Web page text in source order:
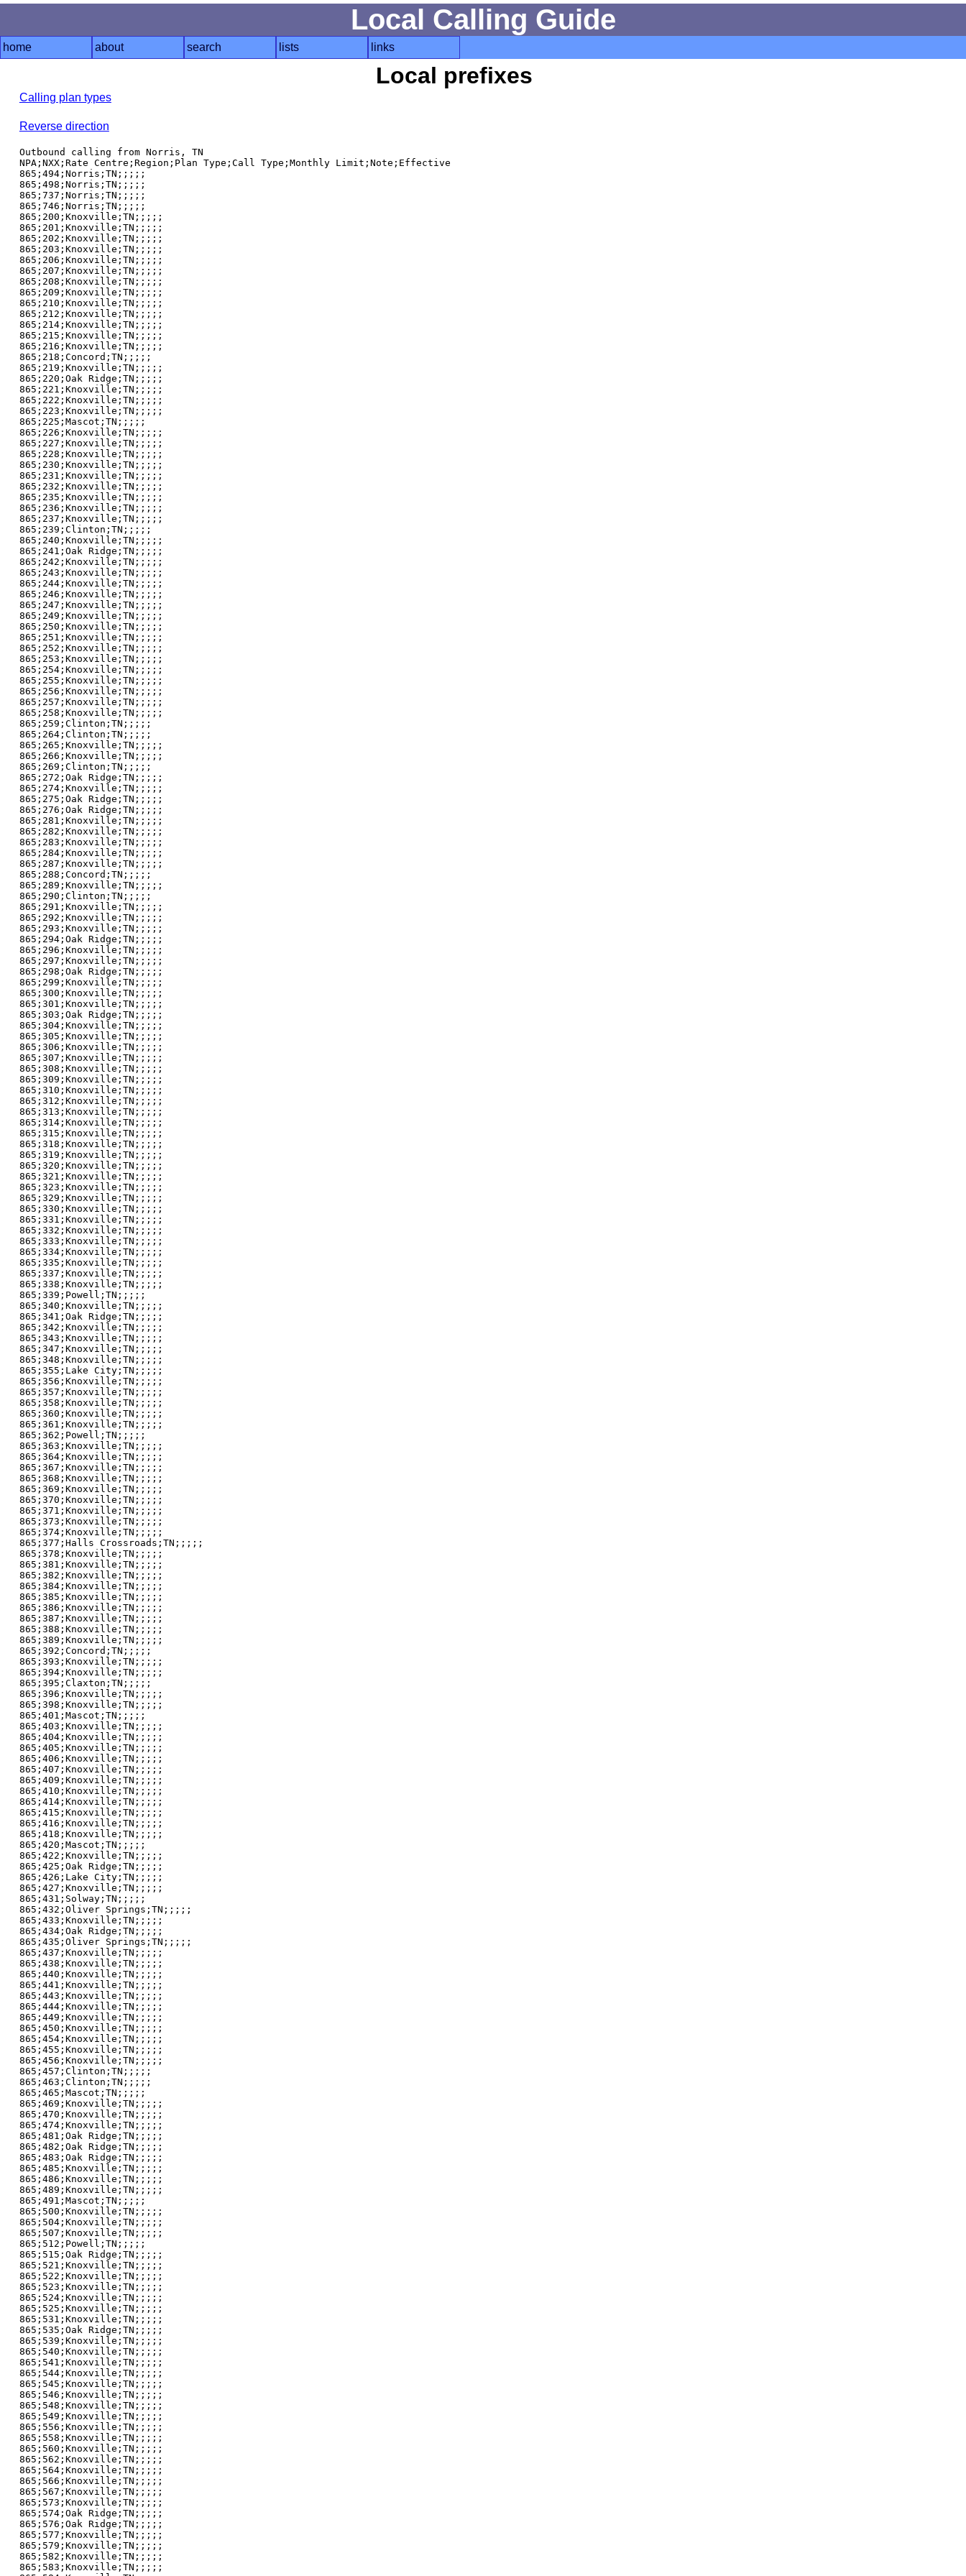
Local Calling Guide
home about search lists links
Local prefixes
Calling plan types
Reverse direction
Outbound calling from Norris, TN
NPA;NXX;Rate Centre;Region;Plan Type;Call Type;Monthly Limit;Note;Effective
865;494;Norris;TN;;;;;
865;498;Norris;TN;;;;;
865;737;Norris;TN;;;;;
865;746;Norris;TN;;;;;
865;200;Knoxville;TN;;;;;
865;201;Knoxville;TN;;;;;
865;202;Knoxville;TN;;;;;
865;203;Knoxville;TN;;;;;
865;206;Knoxville;TN;;;;;
865;207;Knoxville;TN;;;;;
865;208;Knoxville;TN;;;;;
865;209;Knoxville;TN;;;;;
865;210;Knoxville;TN;;;;;
865;212;Knoxville;TN;;;;;
865;214;Knoxville;TN;;;;;
865;215;Knoxville;TN;;;;;
865;216;Knoxville;TN;;;;;
865;218;Concord;TN;;;;;
865;219;Knoxville;TN;;;;;
865;220;Oak Ridge;TN;;;;;
865;221;Knoxville;TN;;;;;
865;222;Knoxville;TN;;;;;
865;223;Knoxville;TN;;;;;
865;225;Mascot;TN;;;;;
865;226;Knoxville;TN;;;;;
865;227;Knoxville;TN;;;;;
865;228;Knoxville;TN;;;;;
865;230;Knoxville;TN;;;;;
865;231;Knoxville;TN;;;;;
865;232;Knoxville;TN;;;;;
865;235;Knoxville;TN;;;;;
865;236;Knoxville;TN;;;;;
865;237;Knoxville;TN;;;;;
865;239;Clinton;TN;;;;;
865;240;Knoxville;TN;;;;;
865;241;Oak Ridge;TN;;;;;
865;242;Knoxville;TN;;;;;
865;243;Knoxville;TN;;;;;
865;244;Knoxville;TN;;;;;
865;246;Knoxville;TN;;;;;
865;247;Knoxville;TN;;;;;
865;249;Knoxville;TN;;;;;
865;250;Knoxville;TN;;;;;
865;251;Knoxville;TN;;;;;
865;252;Knoxville;TN;;;;;
865;253;Knoxville;TN;;;;;
865;254;Knoxville;TN;;;;;
865;255;Knoxville;TN;;;;;
865;256;Knoxville;TN;;;;;
865;257;Knoxville;TN;;;;;
865;258;Knoxville;TN;;;;;
865;259;Clinton;TN;;;;;
865;264;Clinton;TN;;;;;
865;265;Knoxville;TN;;;;;
865;266;Knoxville;TN;;;;;
865;269;Clinton;TN;;;;;
865;272;Oak Ridge;TN;;;;;
865;274;Knoxville;TN;;;;;
865;275;Oak Ridge;TN;;;;;
865;276;Oak Ridge;TN;;;;;
865;281;Knoxville;TN;;;;;
865;282;Knoxville;TN;;;;;
865;283;Knoxville;TN;;;;;
865;284;Knoxville;TN;;;;;
865;287;Knoxville;TN;;;;;
865;288;Concord;TN;;;;;
865;289;Knoxville;TN;;;;;
865;290;Clinton;TN;;;;;
865;291;Knoxville;TN;;;;;
865;292;Knoxville;TN;;;;;
865;293;Knoxville;TN;;;;;
865;294;Oak Ridge;TN;;;;;
865;296;Knoxville;TN;;;;;
865;297;Knoxville;TN;;;;;
865;298;Oak Ridge;TN;;;;;
865;299;Knoxville;TN;;;;;
865;300;Knoxville;TN;;;;;
865;301;Knoxville;TN;;;;;
865;303;Oak Ridge;TN;;;;;
865;304;Knoxville;TN;;;;;
865;305;Knoxville;TN;;;;;
865;306;Knoxville;TN;;;;;
865;307;Knoxville;TN;;;;;
865;308;Knoxville;TN;;;;;
865;309;Knoxville;TN;;;;;
865;310;Knoxville;TN;;;;;
865;312;Knoxville;TN;;;;;
865;313;Knoxville;TN;;;;;
865;314;Knoxville;TN;;;;;
865;315;Knoxville;TN;;;;;
865;318;Knoxville;TN;;;;;
865;319;Knoxville;TN;;;;;
865;320;Knoxville;TN;;;;;
865;321;Knoxville;TN;;;;;
865;323;Knoxville;TN;;;;;
865;329;Knoxville;TN;;;;;
865;330;Knoxville;TN;;;;;
865;331;Knoxville;TN;;;;;
865;332;Knoxville;TN;;;;;
865;333;Knoxville;TN;;;;;
865;334;Knoxville;TN;;;;;
865;335;Knoxville;TN;;;;;
865;337;Knoxville;TN;;;;;
865;338;Knoxville;TN;;;;;
865;339;Powell;TN;;;;;
865;340;Knoxville;TN;;;;;
865;341;Oak Ridge;TN;;;;;
865;342;Knoxville;TN;;;;;
865;343;Knoxville;TN;;;;;
865;347;Knoxville;TN;;;;;
865;348;Knoxville;TN;;;;;
865;355;Lake City;TN;;;;;
865;356;Knoxville;TN;;;;;
865;357;Knoxville;TN;;;;;
865;358;Knoxville;TN;;;;;
865;360;Knoxville;TN;;;;;
865;361;Knoxville;TN;;;;;
865;362;Powell;TN;;;;;
865;363;Knoxville;TN;;;;;
865;364;Knoxville;TN;;;;;
865;367;Knoxville;TN;;;;;
865;368;Knoxville;TN;;;;;
865;369;Knoxville;TN;;;;;
865;370;Knoxville;TN;;;;;
865;371;Knoxville;TN;;;;;
865;373;Knoxville;TN;;;;;
865;374;Knoxville;TN;;;;;
865;377;Halls Crossroads;TN;;;;;
865;378;Knoxville;TN;;;;;
865;381;Knoxville;TN;;;;;
865;382;Knoxville;TN;;;;;
865;384;Knoxville;TN;;;;;
865;385;Knoxville;TN;;;;;
865;386;Knoxville;TN;;;;;
865;387;Knoxville;TN;;;;;
865;388;Knoxville;TN;;;;;
865;389;Knoxville;TN;;;;;
865;392;Concord;TN;;;;;
865;393;Knoxville;TN;;;;;
865;394;Knoxville;TN;;;;;
865;395;Claxton;TN;;;;;
865;396;Knoxville;TN;;;;;
865;398;Knoxville;TN;;;;;
865;401;Mascot;TN;;;;;
865;403;Knoxville;TN;;;;;
865;404;Knoxville;TN;;;;;
865;405;Knoxville;TN;;;;;
865;406;Knoxville;TN;;;;;
865;407;Knoxville;TN;;;;;
865;409;Knoxville;TN;;;;;
865;410;Knoxville;TN;;;;;
865;414;Knoxville;TN;;;;;
865;415;Knoxville;TN;;;;;
865;416;Knoxville;TN;;;;;
865;418;Knoxville;TN;;;;;
865;420;Mascot;TN;;;;;
865;422;Knoxville;TN;;;;;
865;425;Oak Ridge;TN;;;;;
865;426;Lake City;TN;;;;;
865;427;Knoxville;TN;;;;;
865;431;Solway;TN;;;;;
865;432;Oliver Springs;TN;;;;;
865;433;Knoxville;TN;;;;;
865;434;Oak Ridge;TN;;;;;
865;435;Oliver Springs;TN;;;;;
865;437;Knoxville;TN;;;;;
865;438;Knoxville;TN;;;;;
865;440;Knoxville;TN;;;;;
865;441;Knoxville;TN;;;;;
865;443;Knoxville;TN;;;;;
865;444;Knoxville;TN;;;;;
865;449;Knoxville;TN;;;;;
865;450;Knoxville;TN;;;;;
865;454;Knoxville;TN;;;;;
865;455;Knoxville;TN;;;;;
865;456;Knoxville;TN;;;;;
865;457;Clinton;TN;;;;;
865;463;Clinton;TN;;;;;
865;465;Mascot;TN;;;;;
865;469;Knoxville;TN;;;;;
865;470;Knoxville;TN;;;;;
865;474;Knoxville;TN;;;;;
865;481;Oak Ridge;TN;;;;;
865;482;Oak Ridge;TN;;;;;
865;483;Oak Ridge;TN;;;;;
865;485;Knoxville;TN;;;;;
865;486;Knoxville;TN;;;;;
865;489;Knoxville;TN;;;;;
865;491;Mascot;TN;;;;;
865;500;Knoxville;TN;;;;;
865;504;Knoxville;TN;;;;;
865;507;Knoxville;TN;;;;;
865;512;Powell;TN;;;;;
865;515;Oak Ridge;TN;;;;;
865;521;Knoxville;TN;;;;;
865;522;Knoxville;TN;;;;;
865;523;Knoxville;TN;;;;;
865;524;Knoxville;TN;;;;;
865;525;Knoxville;TN;;;;;
865;531;Knoxville;TN;;;;;
865;535;Oak Ridge;TN;;;;;
865;539;Knoxville;TN;;;;;
865;540;Knoxville;TN;;;;;
865;541;Knoxville;TN;;;;;
865;544;Knoxville;TN;;;;;
865;545;Knoxville;TN;;;;;
865;546;Knoxville;TN;;;;;
865;548;Knoxville;TN;;;;;
865;549;Knoxville;TN;;;;;
865;556;Knoxville;TN;;;;;
865;558;Knoxville;TN;;;;;
865;560;Knoxville;TN;;;;;
865;562;Knoxville;TN;;;;;
865;564;Knoxville;TN;;;;;
865;566;Knoxville;TN;;;;;
865;567;Knoxville;TN;;;;;
865;573;Knoxville;TN;;;;;
865;574;Oak Ridge;TN;;;;;
865;576;Oak Ridge;TN;;;;;
865;577;Knoxville;TN;;;;;
865;579;Knoxville;TN;;;;;
865;582;Knoxville;TN;;;;;
865;583;Knoxville;TN;;;;;